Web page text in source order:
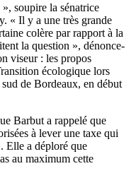
soupire la sénatrice
« Il y a une très grande
colère par rapport à la
la question », dénonce-
viseur : les propos
écologique lors
de Bordeaux, en début
Barbut a rappelé que
à lever une taxe qui
Elle a déploré que
au maximum cette